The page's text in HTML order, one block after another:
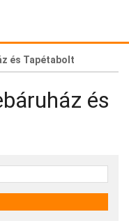
és Tapétabolt
és